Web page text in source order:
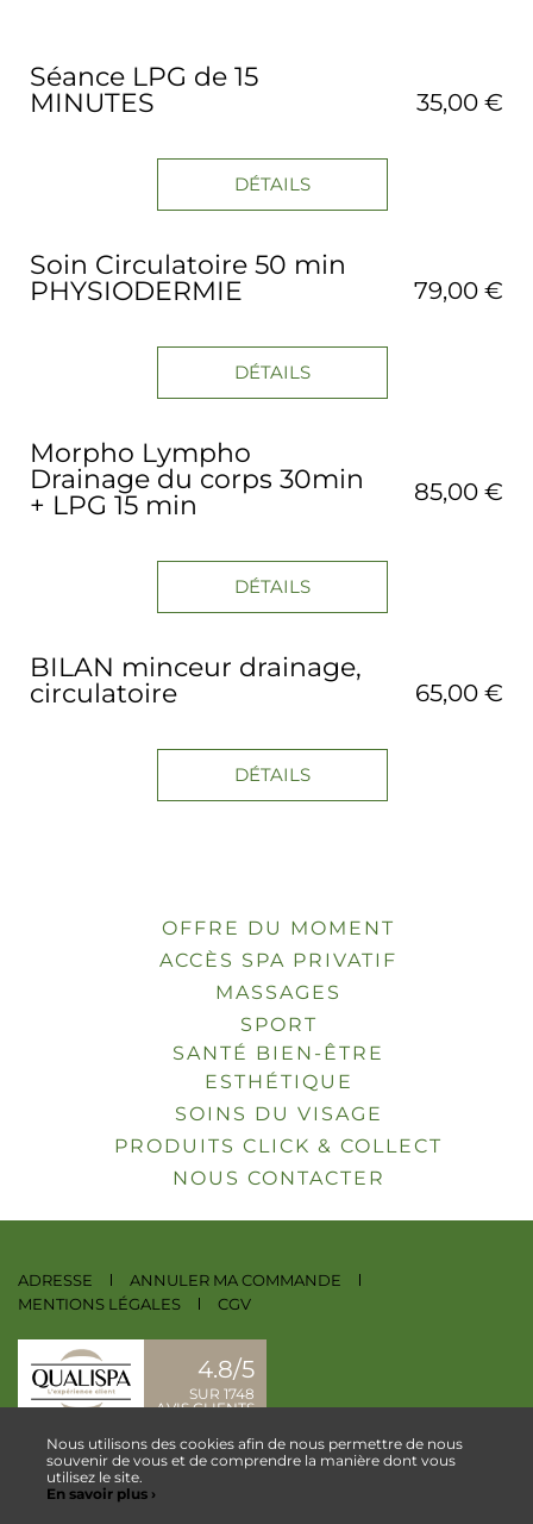
Nous utilisons des cookies afin de nous permettre de nous
souvenir de vous et de comprendre la manière dont vous
utilisez le site.
En savoir plus ›
Séance LPG de 15
MINUTES
35,00 €
DÉTAILS
Soin Circulatoire 50 min
PHYSIODERMIE
79,00 €
DÉTAILS
Morpho Lympho
Drainage du corps 30min
+ LPG 15 min
85,00 €
DÉTAILS
BILAN minceur drainage,
circulatoire
65,00 €
DÉTAILS
OFFRE DU MOMENT
ACCÈS SPA PRIVATIF
MASSAGES
SPORT
SANTÉ BIEN-ÊTRE
ESTHÉTIQUE
SOINS DU VISAGE
PRODUITS CLICK & COLLECT
NOUS CONTACTER
ADRESSE
ANNULER MA COMMANDE
MENTIONS LÉGALES
CGV
4.8/5
SUR 1748
AVIS CLIENTS
NOUS CONTACTER